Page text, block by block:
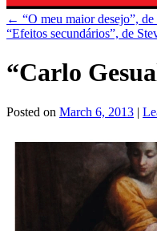
← “O meu maior desejo”,
“Efeitos secundários”, de
“Carlo
Posted on March 6, 2013 |